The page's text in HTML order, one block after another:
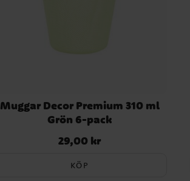
Muggar Decor Premium 310 ml
Grön 6-pack
Pris:29,00 kr
29,00 kr
KÖP